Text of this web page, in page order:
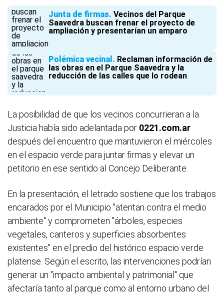
Junta de firmas Vecinos del Parque
Saavedra buscan frenar el proyecto de
ampliación y presentarían un amparo
Polémica vecinal
Reclaman información de
las obras en el Parque Saavedra y la
reducción de las calles que lo rodean
La posibilidad de que los vecinos concurrieran a la
Justicia había sido adelantada por 0221.com.ar
después del encuentro que mantuvieron el miércoles
en el espacio verde para juntar firmas y elevar un
petitorio en ese sentido al Concejo Deliberante.
En la presentación, el letrado sostiene que los trabajos
encarados por el Municipio "atentan contra el medio
ambiente" y comprometen "árboles, especies
vegetales, canteros y superficies absorbentes
existentes" en el predio del histórico espacio verde
platense. Según el escrito, las intervenciones podrían
generar un "impacto ambiental y patrimonial" que
afectaría tanto al parque como al entorno urbano del